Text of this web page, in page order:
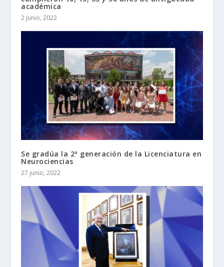
académica
2 junio, 2022
Se gradúa la 2ª generación de la Licenciatura en
Neurociencias
27 junio, 2022